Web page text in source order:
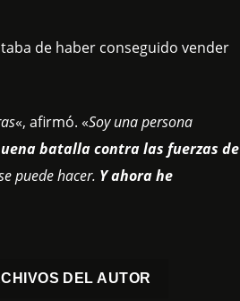
de haber conseguido vender
«, afirmó. «Soy una persona
batalla contra las fuerzas de
puede hacer. Y ahora he
DEL AUTOR